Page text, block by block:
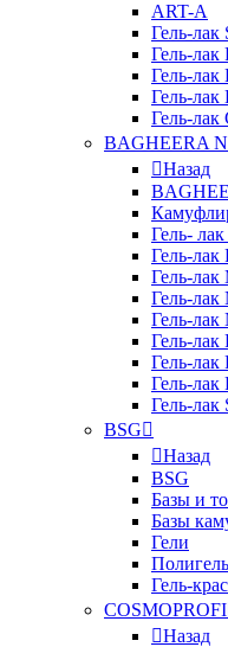
ART-A
Гель-лак
Гель-лак
Гель-лак
Гель-
Гель-лак
BAGHEERA
Назад
Гель-
Гель-лак
Гель-
Гель-лак
Гель-
Гель-лак
Гель-лак
Гель-лак
Гель-лак
BSG
Назад
BSG
Базы и
Базы
Гели
Полигель
Гель-
COSMOPROFI
Назад